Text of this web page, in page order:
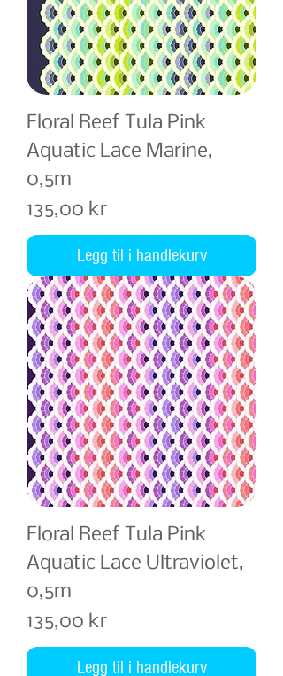
Floral Reef Tula Pink
Aquatic Lace Marine,
0,5m
Pris
135,00 kr
Legg til i handlekurv
Floral Reef Tula Pink
Aquatic Lace Ultraviolet,
0,5m
Pris
135,00 kr
Legg til i handlekurv